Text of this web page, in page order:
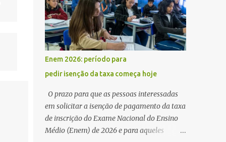
agora como Pré candidatos Alex Monteiro,
Léo Bandeira Valcinete Araújo e Professor
Gerson Andrade há possibilidade de mais
nomes aparecer , ficaremos no aguardo para
trazer mais informações. A primeira
entrevista foi com o inimaginável Gerson
Andrade ,Professor da Rede Municipal
(efetivo), supervisor, Formado em Pedagogia
e Biomedicina pela UFPB. Leciona no Otto
Illi, Gilberto Inácio, Ellinora Dornellas
,Escola Américo Falcão. Gerson nos contou
Enem 2026: período para
pedir isenção da taxa começa hoje
O prazo para que as pessoas interessadas
em solicitar a isenção de pagamento da taxa
de inscrição do Exame Nacional do Ensino
Médio (Enem) de 2026 e para aqueles